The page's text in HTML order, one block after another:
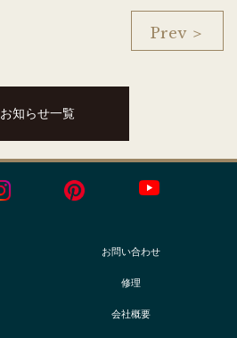
Prev ＞
お知らせ一覧
お問い合わせ
修理
会社概要